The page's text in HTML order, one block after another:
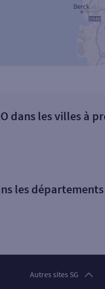
dans les villes à
les
Autres sites SG